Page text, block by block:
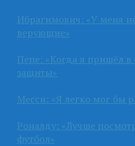
Ибрагимович: «У меня
верующие»
Пепе: «Когда я пришёл в
защиты»
Месси: «Я легко мог бы
Роналду: «Лучше
футбол»